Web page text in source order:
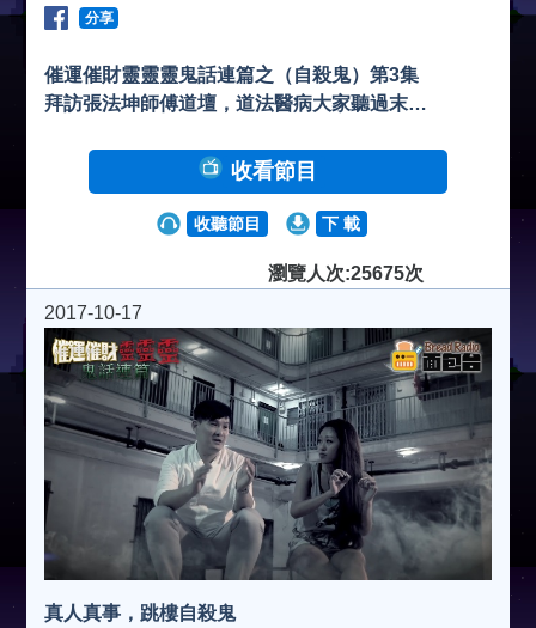
分享
催運催財靈靈靈鬼話連篇之（自殺鬼）第3集
拜訪張法坤師傅道壇，道法醫病大家聽過末…
收看節目
收聽節目 下 載
瀏覽人次:25675次
2017-10-17
真人真事，跳樓自殺鬼